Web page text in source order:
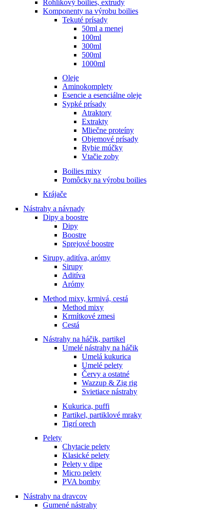
Rohlíkový boilies, extrudy
Komponenty na výrobu boilies
Tekuté prísady
50ml a menej
100ml
300ml
500ml
1000ml
Oleje
Aminokomplety
Esencie a esenciálne oleje
Sypké prísady
Atraktory
Extrakty
Mliečne proteíny
Objemové prísady
Rybie múčky
Vtačie zoby
Boilies mixy
Pomôcky na výrobu boilies
Krájače
Nástrahy a návnady
Dipy a boostre
Dipy
Boostre
Sprejové boostre
Sirupy, aditíva, arómy
Sirupy
Aditíva
Arómy
Method mixy, krmivá, cestá
Method mixy
Krmítkové zmesi
Cestá
Nástrahy na háčik, partikel
Umelé nástrahy na háčik
Umelá kukurica
Umelé pelety
Červy a ostatné
Wazzup & Zig rig
Svietiace nástrahy
Kukurica, puffi
Partikel, partiklové mraky
Tigrí orech
Pelety
Chytacie pelety
Klasické pelety
Pelety v dipe
Micro pelety
PVA bomby
Nástrahy na dravcov
Gumené nástrahy